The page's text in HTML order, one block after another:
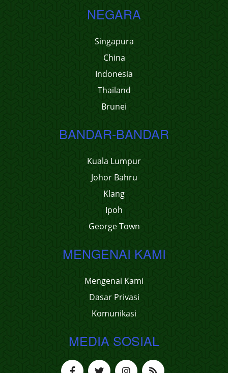
NEGARA
Singapura
China
Indonesia
Thailand
Brunei
BANDAR-BANDAR
Kuala Lumpur
Johor Bahru
Klang
Ipoh
George Town
MENGENAI KAMI
Mengenai Kami
Dasar Privasi
Komunikasi
MEDIA SOSIAL